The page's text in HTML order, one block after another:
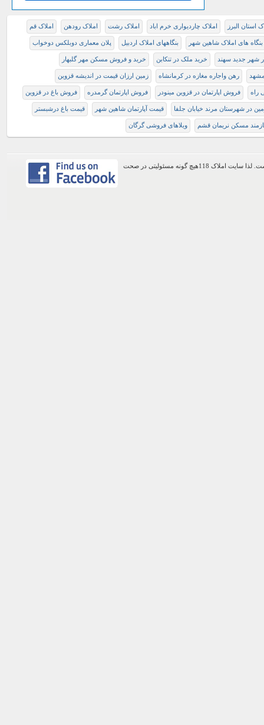
استان البرز املاک چاردیواری خرم اباد املاک رشت املاک رودهن املاک قم
بنگاه های املاک شاهین شهر بنگاههای املاک اردبیل پلان معماری دوبلکس دوخواب
شهر جدید سهند خرید ملک در تنکابن خرید و فروش مسکن مهر گلبهار
مشهد رهن واجاره مغازه در کرمانشاه زمین ارزان قیمت در اندیشه قزوین
فروش اپارتمان در قزوین مینودر فروش اپارتمان گرمدره فروش باغ در قزوین
در شهرستان مرند خيابان جلفا قیمت آپارتمان شاهین شهر قیمت باغ درشبستر
مسکن نریمان قشم ویلاهای فروشی گرگان
اطلاعات موجود در این وب سایت از طریق کاربران عمومی سایت ثبت شده است. لذا سایت املاک 118هیچ گونه مسئولیتی در صحت